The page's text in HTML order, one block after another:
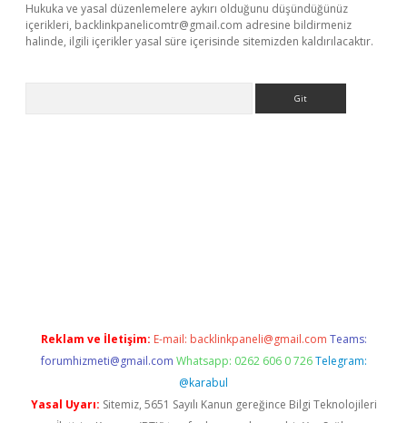
Hukuka ve yasal düzenlemelere aykırı olduğunu düşündüğünüz
içerikleri, backlinkpanelicomtr@gmail.com adresine bildirmeniz
halinde, ilgili içerikler yasal süre içerisinde sitemizden kaldırılacaktır.
Reklam ve İletişim: E-mail: backlinkpaneli@gmail.com Teams:
forumhizmeti@gmail.com Whatsapp: 0262 606 0 726 Telegram:
@karabul
Yasal Uyarı: Sitemiz, 5651 Sayılı Kanun gereğince Bilgi Teknolojileri